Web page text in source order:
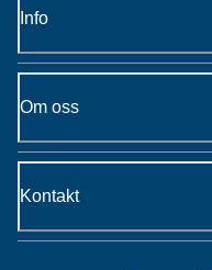
Info
Om oss
Kontakt